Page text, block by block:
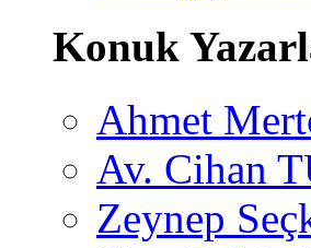
Konuk
Ahmet
Av. Cihan
Zeynep